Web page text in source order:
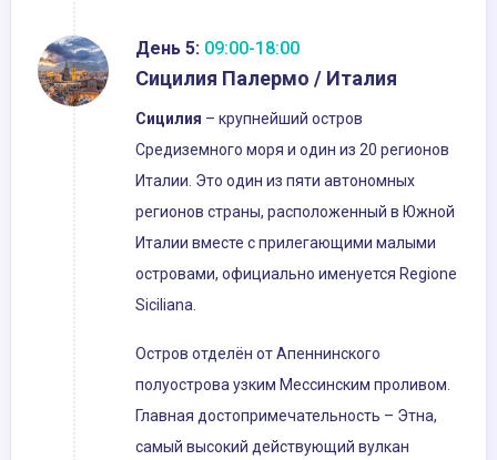
День 5: 09:00-18:00
Сицилия Палермо / Италия
Сицилия – крупнейший остров
Средиземного моря и один из 20 регионов
Италии. Это один из пяти автономных
регионов страны, расположенный в Южной
Италии вместе с прилегающими малыми
островами, официально именуется Regione
Siciliana.
Остров отделён от Апеннинского
полуострова узким Мессинским проливом.
Главная достопримечательность – Этна,
самый высокий действующий вулкан